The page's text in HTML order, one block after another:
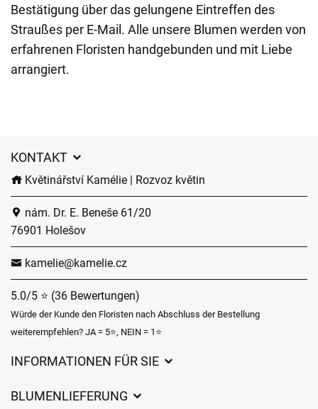
Bestätigung über das gelungene Eintreffen des
Straußes per E-Mail. Alle unsere Blumen werden von
erfahrenen Floristen handgebunden und mit Liebe
arrangiert.
KONTAKT
Květinářství Kamélie | Rozvoz květin
nám. Dr. E. Beneše 61/20
76901 Holešov
kamelie@kamelie.cz
5.0/5 ⭐ (36 Bewertungen)
Würde der Kunde den Floristen nach Abschluss der Bestellung
weiterempfehlen? JA = 5⭐, NEIN = 1⭐
INFORMATIONEN FÜR SIE
BLUMENLIEFERUNG